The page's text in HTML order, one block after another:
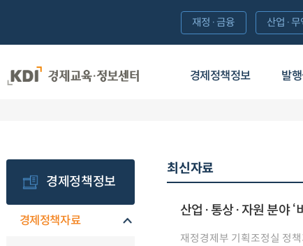
경제정책정보 발
재정·금융 산업·무
경제정책정보
경제정책자료
최신자료
산업·통상·자원 분야 ‘
재정경제부 기획조정실 정